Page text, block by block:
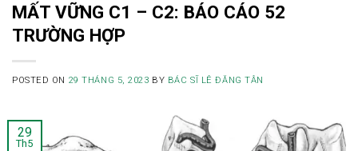
MẤT VỮNG C1 – C2: BÁO CÁO 52
TRƯỜNG HỢP
POSTED ON 29 THÁNG 5, 2023 BY BÁC SĨ LÊ ĐĂNG TÂN
29
Th5